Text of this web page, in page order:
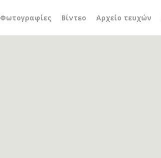
Φωτογραφίες Βίντεο Αρχείο τευχών
κλιμακοστάσιο